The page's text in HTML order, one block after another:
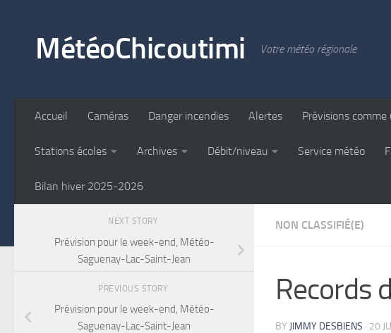
MétéoChicoutimi Votre météo régionale
Accueil Caméras Danger incendies Alertes Prévisions comme
Stations écoles Archives Débit/niveau Service météo
Bilan hiver 2025-2026
NON CLASSIFIÉ(E)
Records
BY JIMMY DESBIENS · 20
NEXT STORY
Prévision pour le week-end, Météo-
Saguenay-Lac-Saint-Jean
PREVIOUS STORY
Prévision pour le week-end, Météo-
Saguenay-Lac-Saint-Jean